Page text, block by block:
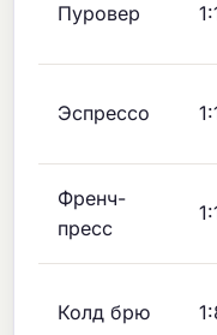
Пуровер
Эспрессо
Френч-
пресс
Колд брю